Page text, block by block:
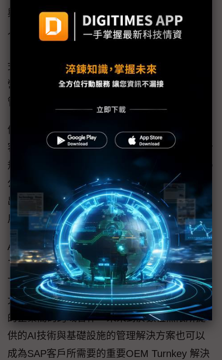
與態度、熟悉雲端平台的基礎架構等特質，令
人深刻印象，尤其啟動搭配專案管理模組
式，將此一專案成本與收入收集制度化、認列
營收的方式，解決合約/採購格式的統一與明確
管理權限，讓財務與業務流程加以慎密連接。
值得一提的，東捷本身也是上市櫃公司，特別
容易以上市櫃公司的視角，帶來實戰層次IPO合
規建議來輔助客戶，協助數位無限順利走進IPO
公司治理與財務制度內嵌化的關鍵一步，打造
出PS專案模組在台灣業界導入的一個成功的使
用範例與全新視野。
AI已經成為激勵各行各業創新的重要引擎，為
了擁抱這股龐大的AI創新動能，東捷資訊看好
下一步的未來合作機會，尤其SAP產品持續與
大量的導入AI技術，並經常性的鼓勵各種不同
的企業間的跨域合作，未來對於數位無限所提
供的AI技術與基礎設施的管理解決方案也可以
成為SAP客戶所需要的重要OEM Turnkey 解決